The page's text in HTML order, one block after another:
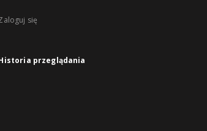
się
przeglądania